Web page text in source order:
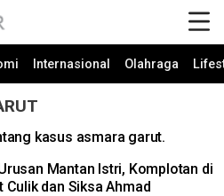
Internasional Olahraga
kasus asmara garut.
Mantan Istri, Komplotan di
Culik dan Siksa Ahmad